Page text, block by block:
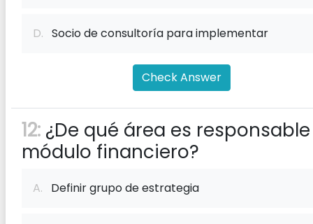
D. Socio de consultoría para implementar
Check Answer
12: ¿De qué área es
módulo financiero?
A. Definir grupo de estrategia